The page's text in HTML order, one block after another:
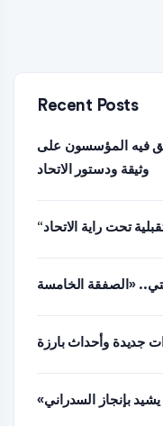
Recent Posts
فيه المؤسسون على
وثيقة ودستور الاتحاد
جديدة وأحداث بارزة
بإنجاز السدراني